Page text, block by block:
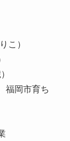
こ）
福岡市育ち